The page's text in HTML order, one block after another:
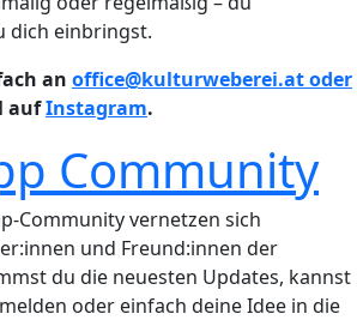
dich einbringst.
an office@kulturweberei.atoder
aufInstagram.
Community
Community vernetzen sich
und Freund:innen der
du die neuesten Updates, kannst
oder einfach deine Idee in die